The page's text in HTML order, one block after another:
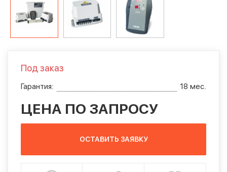
Под заказ
Гарантия: 18 мес.
ЦЕНА ПО ЗАПРОСУ
ОСТАВИТЬ ЗАЯВКУ